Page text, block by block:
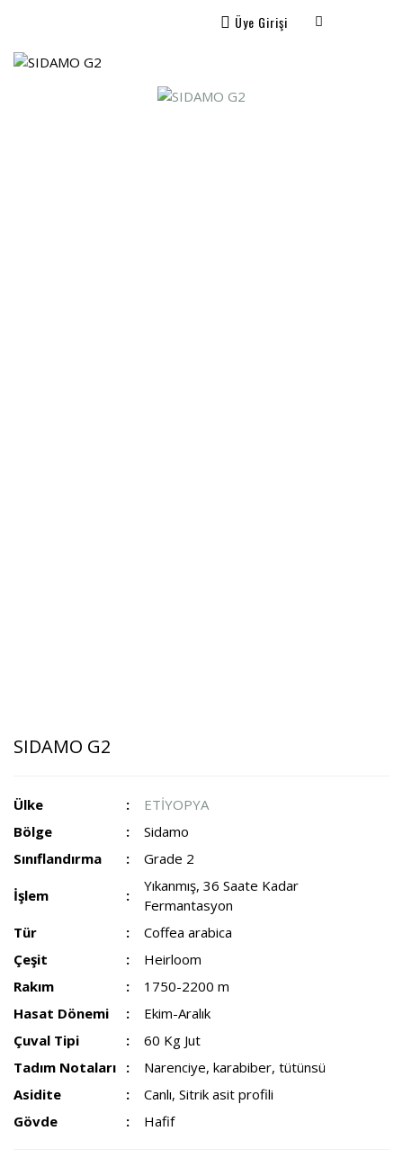
Üye Girişi
SIDAMO G2
Ülke
ETİYOPYA
Bölge
Sidamo
Sınıflandırma
Grade 2
İşlem
Yıkanmış, 36 Saate Kadar
Fermantasyon
Tür
Coffea arabica
Çeşit
Heirloom
Rakım
1750-2200 m
Hasat Dönemi
Ekim-Aralık
Çuval Tipi
60 Kg Jut
Tadım Notaları
Narenciye, karabiber, tütünsü
Asidite
Canlı, Sitrik asit profili
Gövde
Hafif